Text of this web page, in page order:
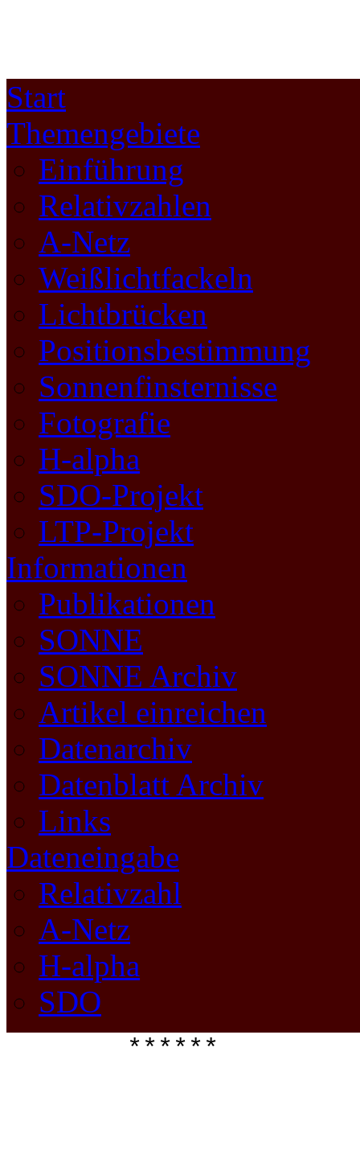
Start
Themengebiete
Einführung
Relativzahlen
A-Netz
Weißlichtfackeln
Lichtbrücken
Positionsbestimmung
Sonnenfinsternisse
Fotografie
H-alpha
SDO-Projekt
LTP-Projekt
Informationen
Publikationen
SONNE
SONNE Archiv
Artikel einreichen
Datenarchiv
Datenblatt Archiv
Links
Dateneingabe
Relativzahl
A-Netz
H-alpha
SDO
******